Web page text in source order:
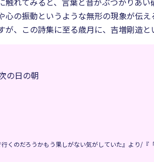
の振動というような無形の現象が伝
、この詩集に至る歳月に、吉増剛造と
の日の朝
行くのだろうかもう果しがない気がしていた』より/